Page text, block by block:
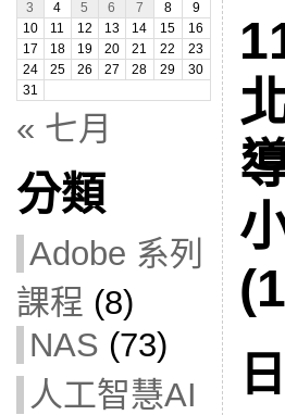
3
4 5 6 7 8
9
10
11 12 13 14 15
16
17
18 19 20 21 22
23
24
25 26 27 28 29
30
31
« 七月
分類
Adobe 系列
課程 (8)
NAS (73)
人工智慧AI